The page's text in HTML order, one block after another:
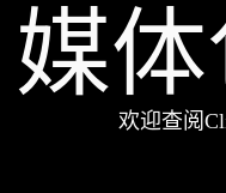
媒
欢迎查阅